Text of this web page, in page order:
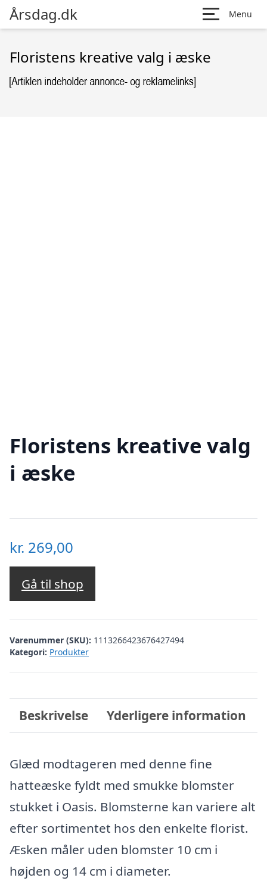
Årsdag.dk Menu
Floristens kreative valg i æske
Floristens kreative valg
i æske
kr. 269,00
Gå til shop
Varenummer (SKU): 1113266423676427494
Kategori: Produkter
Beskrivelse Yderligere information
Glæd modtageren med denne fine
hatteæske fyldt med smukke blomster
stukket i Oasis. Blomsterne kan variere alt
efter sortimentet hos den enkelte florist.
Æsken måler uden blomster 10 cm i
højden og 14 cm i diameter.